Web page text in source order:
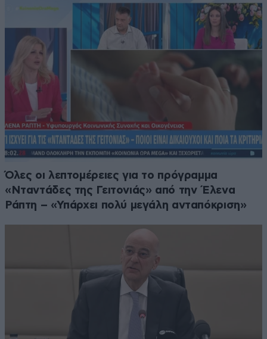
Όλες οι λεπτομέρειες για το πρόγραμμα
«Νταντάδες της Γειτονιάς» από την Έλενα
Ράπτη – «Υπάρχει πολύ μεγάλη ανταπόκριση»